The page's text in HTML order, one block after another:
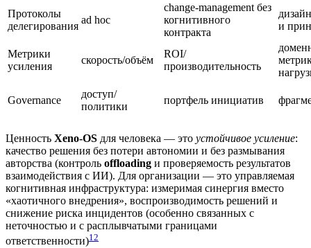
Протоколы
делегирования
ad hoc
change‑management без
когнитивного
контракта
и
Метрики
усиления
скорость/объём
ROI/
производительность
Governance
доступ/
политики
портфель инициатив
Ценность Xeno-OS для человека — это устойчивое усиление:
качество решения без потери автономии и без размывания
авторства (контроль offloading и проверяемость результатов
взаимодействия с ИИ). Для организации — это управляемая
когнитивная инфраструктура: измеримая синергия вместо
«хаотичного внедрения», воспроизводимость решений и
снижение риска инцидентов (особенно связанных с
неточностью и с расплывчатыми границами
ответственности)12